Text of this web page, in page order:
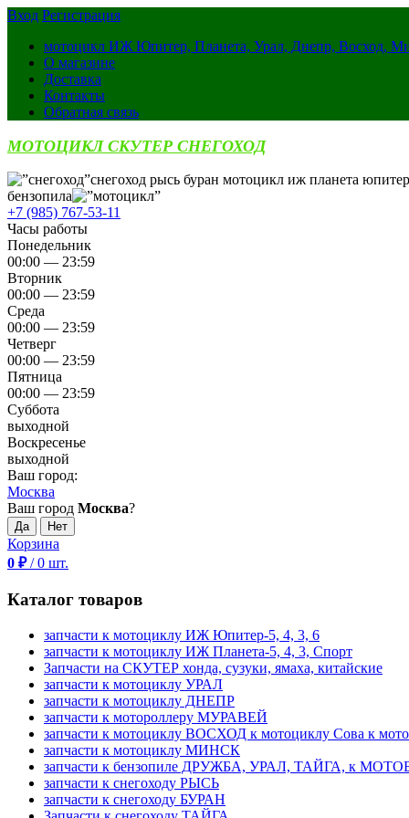
Вход Регистрация
мотоцикл ИЖ Юпитер, Планета, Урал, Днепр, Восход,
О магазине
Доставка
Контакты
Обратная связь
МОТОЦИКЛ СКУТЕР СНЕГОХОД
снегоход рысь буран мотоцикл иж планета
бензопила
+7 (985) 767-53-11
Часы работы
Понедельник
00:00 — 23:59
Вторник
00:00 — 23:59
Среда
00:00 — 23:59
Четверг
00:00 — 23:59
Пятница
00:00 — 23:59
Суббота
выходной
Воскресенье
выходной
Ваш город:
Москва
Ваш город Москва?
Корзина
0 ₽ /0 шт.
Каталог товаров
запчасти к мотоциклу ИЖ Юпитер-5, 4, 3, 6
запчасти к мотоциклу ИЖ Планета-5, 4, 3, Спорт
Запчасти на СКУТЕР хонда, сузуки, ямаха, китайские
запчасти к мотоциклу УРАЛ
запчасти к мотоциклу ДНЕПР
запчасти к мотороллеру МУРАВЕЙ
запчасти к мотоциклу ВОСХОД к мотоциклу Сова к
запчасти к мотоциклу МИНСК
запчасти к бензопиле ДРУЖБА, УРАЛ, ТАЙГА, к
запчасти к снегоходу РЫСЬ
запчасти к снегоходу БУРАН